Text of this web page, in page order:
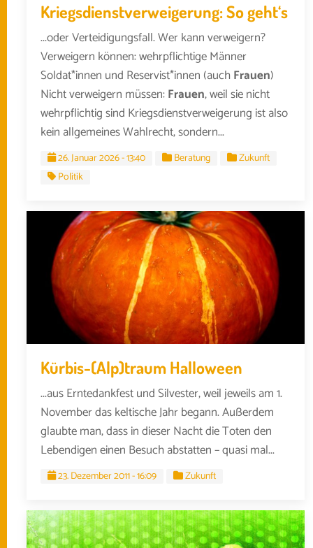
Kriegsdienstverweigerung: So geht‘s
...oder Verteidigungsfall. Wer kann verweigern?
Verweigern können: wehrpflichtige Männer
Soldat*innen und Reservist*innen (auchFrauen)
Nicht verweigern müssen:Frauen, weil sie nicht
wehrpflichtig sind Kriegsdienstverweigerung ist also
kein allgemeines Wahlrecht, sondern...
26. Januar 2026 - 13:40 Beratung
Zukunft
Politik
Kürbis-(Alp)traum Halloween
...aus Erntedankfest und Silvester, weil jeweils am 1.
November das keltische Jahr begann. Außerdem
glaubte man, dass in dieser Nacht die Toten den
Lebendigen einen Besuch abstatten – quasi mal...
23. Dezember 2011 - 16:09 Zukunft